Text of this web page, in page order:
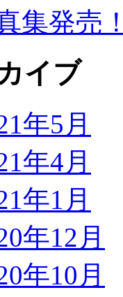
集発売
イブ
年5月
年4月
年1月
年12月
年10月